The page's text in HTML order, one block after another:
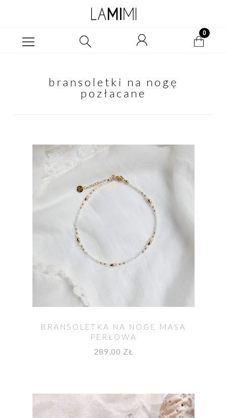
bransoletki na nogę
pozłacane
BRANSOLETKA NA NOGĘ MASA
PERŁOWA
289,00 ZŁ